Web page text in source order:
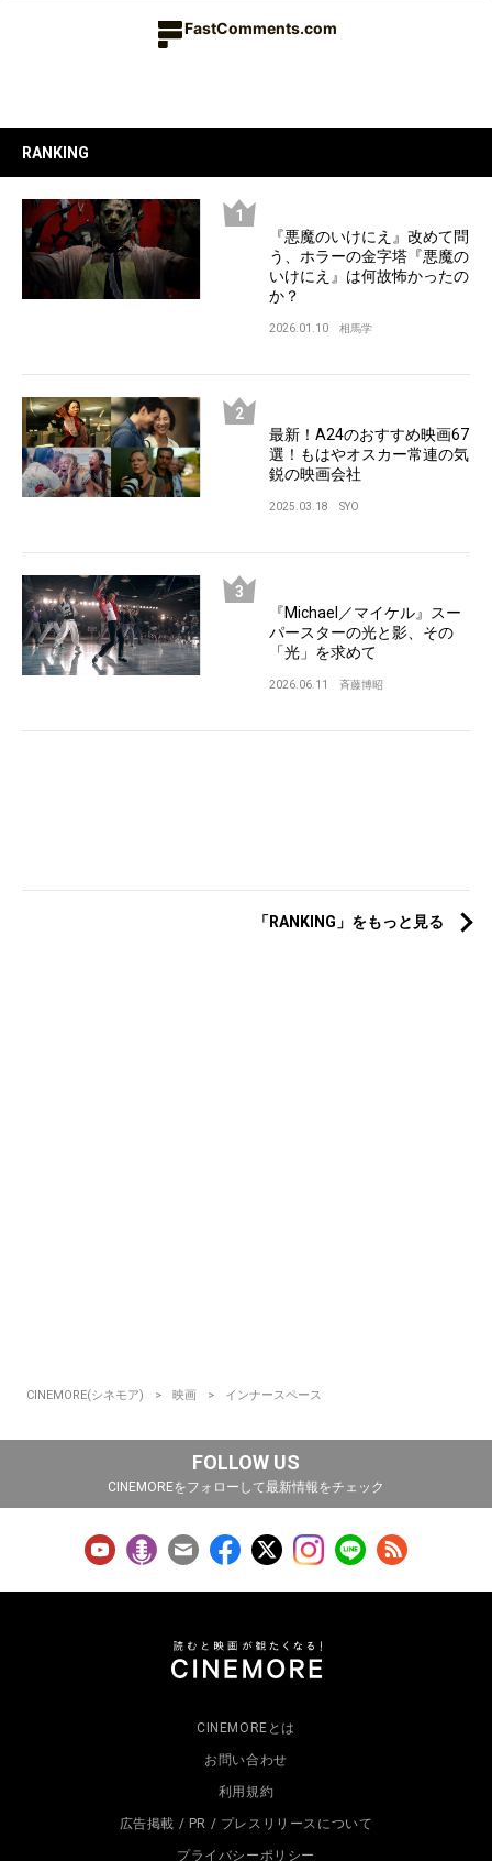
FastComments.com
RANKING
『悪魔のいけにえ』改めて問
う、ホラーの金字塔『悪魔の
いけにえ』は何故怖かったの
か？
2026.01.10 相馬学
最新！A24のおすすめ映画67
選！もはやオスカー常連の気
鋭の映画会社
2025.03.18 SYO
『Michael／マイケル』スー
パースターの光と影、その
「光」を求めて
2026.06.11 斉藤博昭
「RANKING」をもっと見る
CINEMORE(シネモア) 映画 インナースペース
FOLLOW US
CINEMOREをフォローして最新情報をチェック
CINEMOREとは
お問い合わせ
利用規約
広告掲載 / PR / プレスリリースについて
プライバシーポリシー